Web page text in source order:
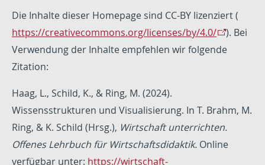
Die Inhalte dieser Homepage sind CC-BY lizenziert (
https://creativecommons.org/licenses/by/4.0/
). Bei
Verwendung der Inhalte empfehlen wir folgende
Zitation:
Haag, L., Schild, K., & Ring, M. (2024).
Wissensstrukturen und Visualisierung. In T. Brahm, M.
Ring, & K. Schild (Hrsg.), Wirtschaft unterrichten.
Offenes Lehrbuch für Wirtschaftsdidaktik. Online
verfügbar unter: https://wirtschaft-